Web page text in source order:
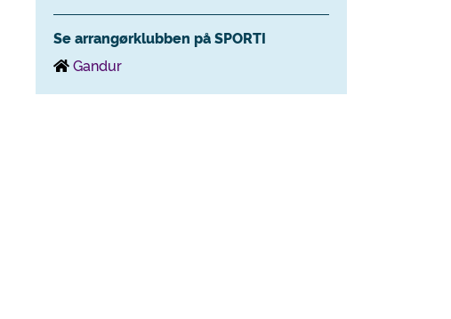
Se arrangørklubben på SPORTI
Gandur